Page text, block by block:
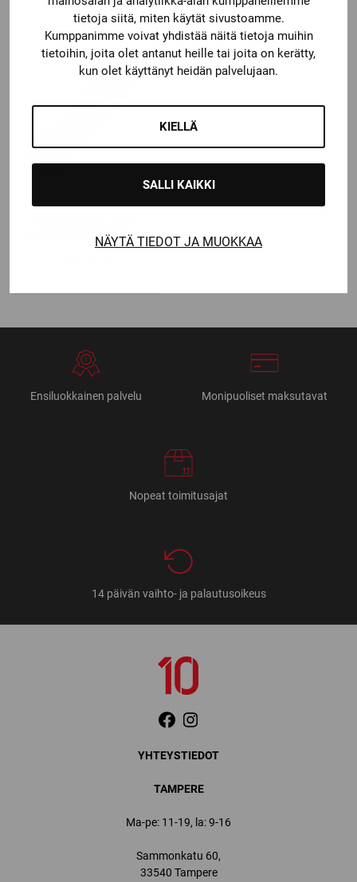
tietoja siitä, miten käytät sivustoamme.
Kumppanimme voivat yhdistää näitä tietoja muihin
tietoihin, joita olet antanut heille tai joita on kerätty,
kun olet käyttänyt heidän palvelujaan.
KIELLÄ
SALLI KAIKKI
NÄYTÄ TIEDOT JA MUOKKAA
Warrior
MAILAKASSI RULLILLA
Ensiluokkainen palvelu Monipuoliset maksutavat
Nopeat toimitusajat
14 päivän vaihto- ja palautusoikeus
YHTEYSTIEDOT
TAMPERE
Ma-pe: 11-19, la: 9-16
Sammonkatu 60,
33540 Tampere